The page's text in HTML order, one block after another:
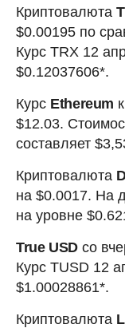
Криптовалюта
$0.00195 по
Курс TRX 12
$0.12037606*.
Курс Ethereum
$12.03.
составляет
Криптовалюта
на $0.0017. На
на уровне
True USD со
Курс TUSD 12
$1.00028861*.
Криптовалюта